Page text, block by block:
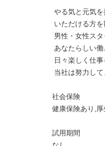
社会保険
健康保険あり,
試用期間